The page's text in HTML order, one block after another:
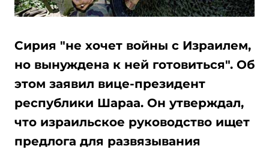
Сирия "не хочет войны с Израилем,
но вынуждена к ней готовиться". Об
этом заявил вице-президент
республики Шараа. Он утверждал,
что израильское руководство ищет
предлога для развязывания